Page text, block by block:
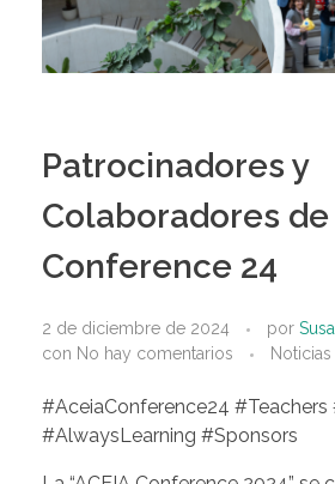
Patrocinadores y
Colaboradores de
Conference 24
2 de diciembre de 2024 por
con No hay comentarios Noticias
#AceiaConference24 #Teachers
#AlwaysLearning #Sponsors